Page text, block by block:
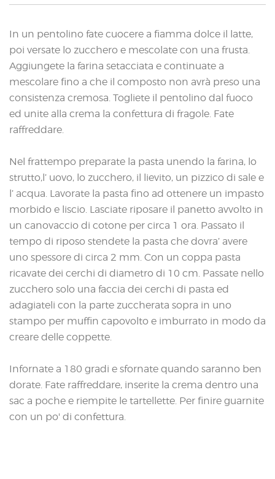
In un pentolino fate cuocere a fiamma dolce il latte,
poi versate lo zucchero e mescolate con una frusta.
Aggiungete la farina setacciata e continuate a
mescolare fino a che il composto non avrà preso una
consistenza cremosa. Togliete il pentolino dal fuoco
ed unite alla crema la confettura di fragole. Fate
raffreddare.
Nel frattempo preparate la pasta unendo la farina, lo
strutto,l’ uovo, lo zucchero, il lievito, un pizzico di sale e
l’ acqua. Lavorate la pasta fino ad ottenere un impasto
morbido e liscio. Lasciate riposare il panetto avvolto in
un canovaccio di cotone per circa 1 ora. Passato il
tempo di riposo stendete la pasta che dovra’ avere
uno spessore di circa 2 mm. Con un coppa pasta
ricavate dei cerchi di diametro di 10 cm. Passate nello
zucchero solo una faccia dei cerchi di pasta ed
adagiateli con la parte zuccherata sopra in uno
stampo per muffin capovolto e imburrato in modo da
creare delle coppette.
Infornate a 180 gradi e sfornate quando saranno ben
dorate. Fate raffreddare, inserite la crema dentro una
sac a poche e riempite le tartellette. Per finire guarnite
con un po' di confettura.